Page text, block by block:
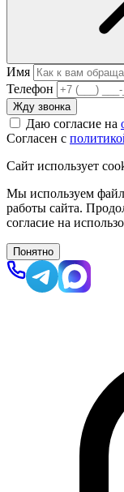
Имя
Телефон
Жду звонка
Даю согласие на
Согласен с
Сайт использует
Мы используем
работы сайта.
согласие на
Понятно